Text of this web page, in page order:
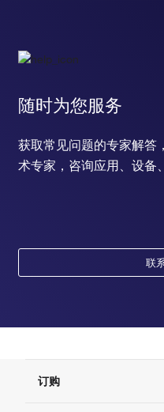
随时为您服务
获取常见问题的专家解答
术专家，咨询应用、设备
联
订购